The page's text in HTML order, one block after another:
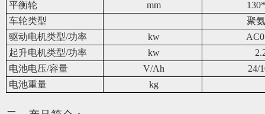
平衡轮
mm
车轮类型
聚
驱动电机类型/功率
kw
起升电机类型/功率
kw
电池电压/容量
V/Ah
24/
电池重量
kg